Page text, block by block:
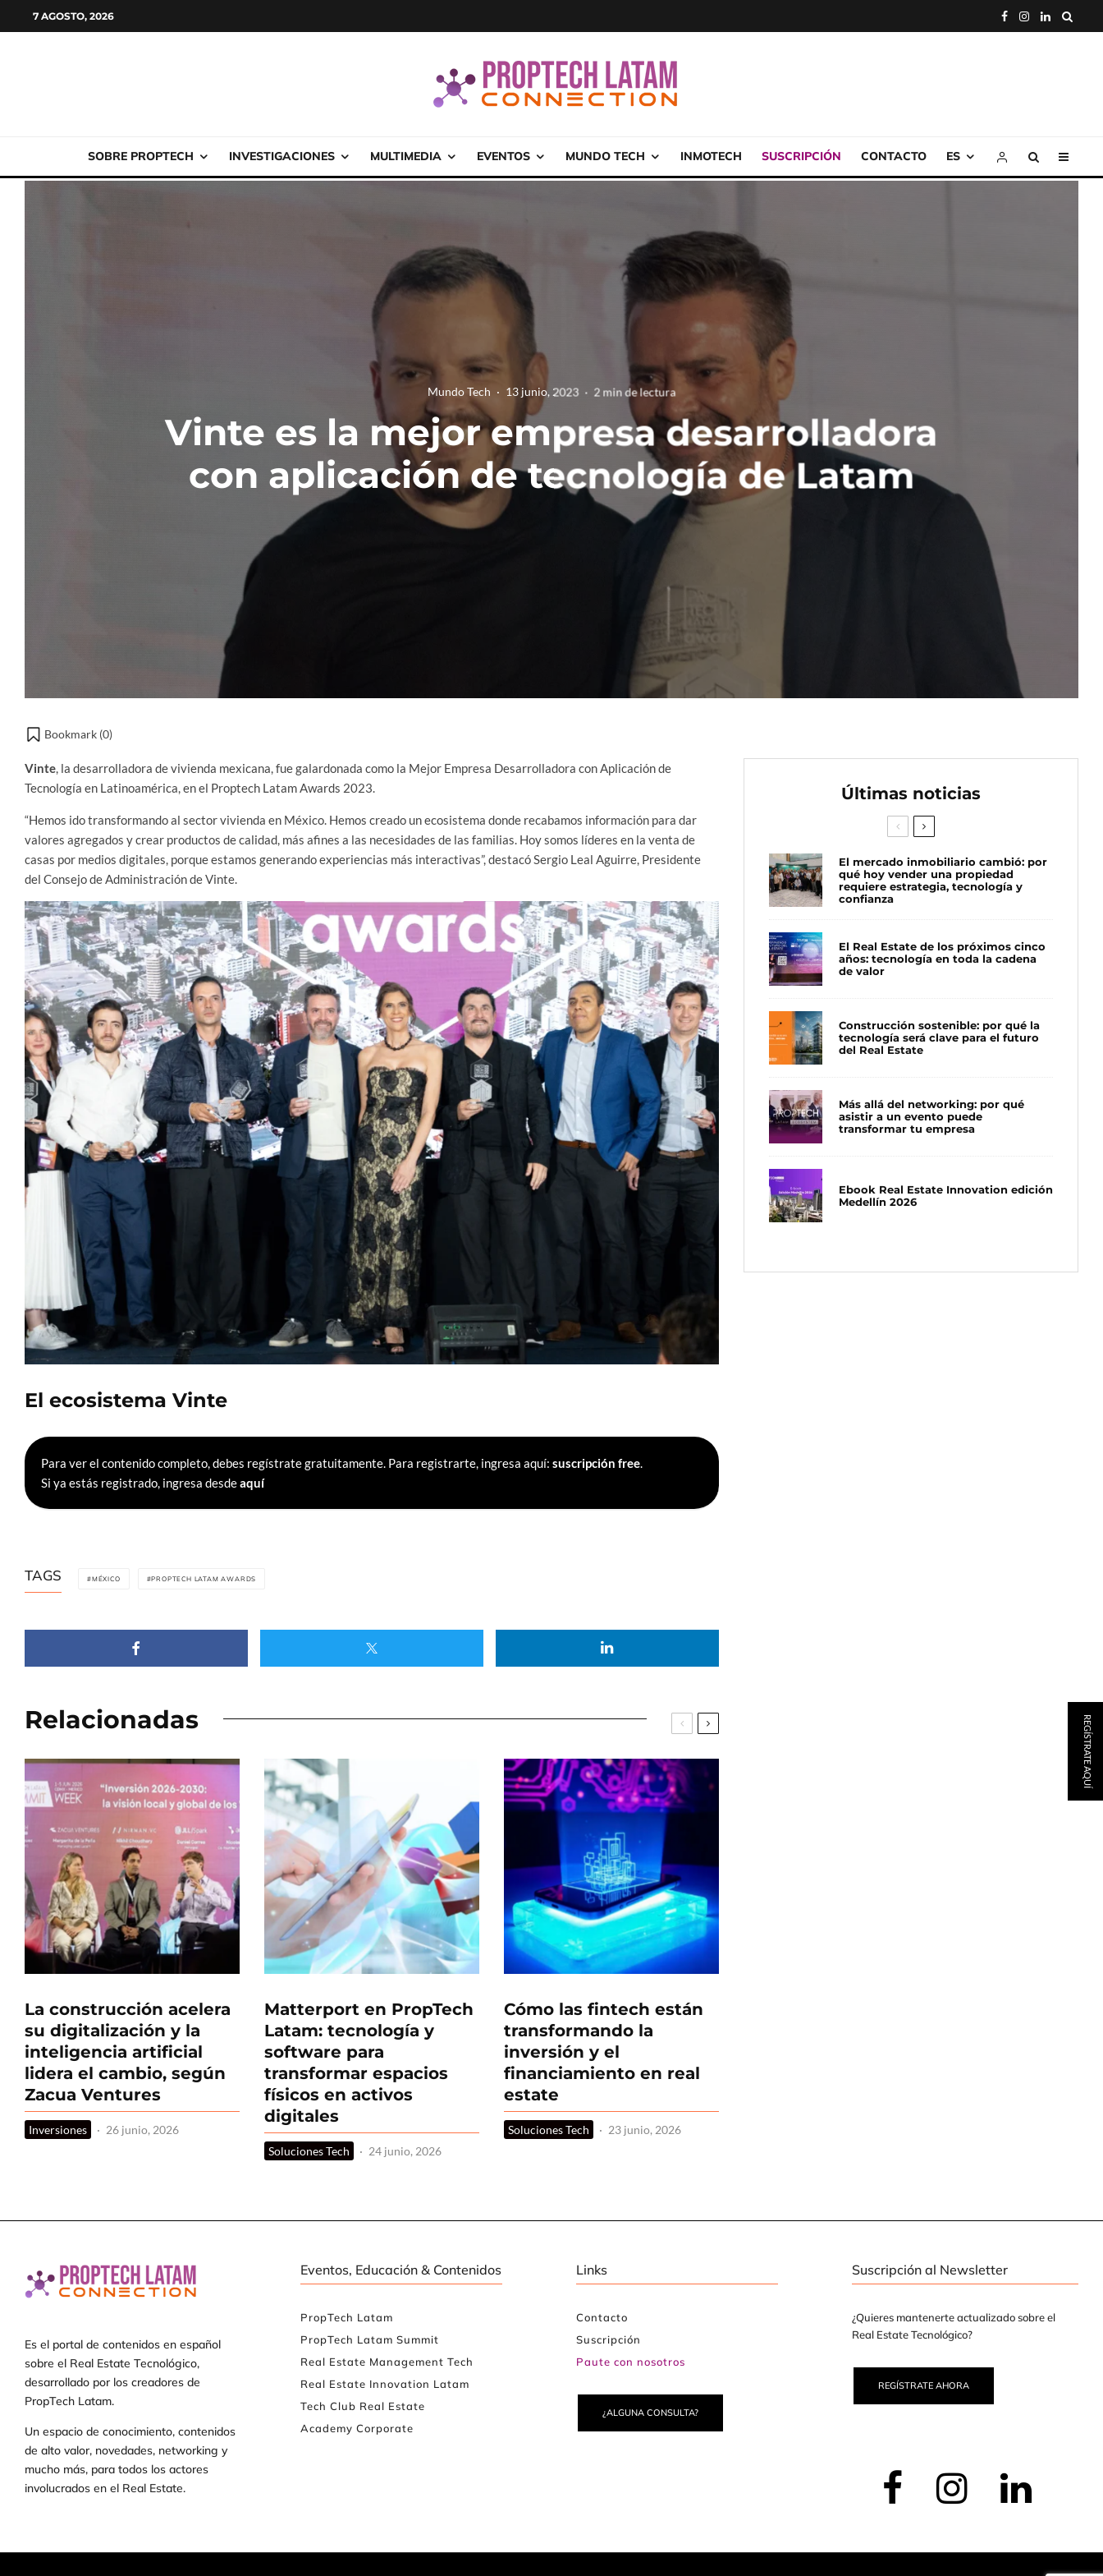
7 AGOSTO, 2026
SOBRE PROPTECH INVESTIGACIONES MULTIMEDIA EVENTOS MUNDO TECH INMOTECH SUSCRIPCIÓN CONTACTO ES
Mundo Tech · 13 junio, 2023 · 2 min de lectura
Vinte es la mejor empresa desarrolladora
con aplicación de tecnología de Latam
Bookmark (0)
Vinte, la desarrolladora de vivienda mexicana, fue galardonada como la Mejor Empresa Desarrolladora con Aplicación de
Tecnología en Latinoamérica, en el Proptech Latam Awards 2023.
“Hemos ido transformando al sector vivienda en México. Hemos creado un ecosistema donde recabamos información para dar
valores agregados y crear productos de calidad, más afines a las necesidades de las familias. Hoy somos líderes en la venta de
casas por medios digitales, porque estamos generando experiencias más interactivas”, destacó Sergio Leal Aguirre, Presidente
del Consejo de Administración de Vinte.
El ecosistema Vinte
Para ver el contenido completo, debes regístrate gratuitamente. Para registrarte, ingresa aquí: suscripción free.
Si ya estás registrado, ingresa desdeaquí
TAGS MÉXICO PROPTECH LATAM AWARDS
Relacionadas
La construcción acelera
su digitalización y la
inteligencia artificial
lidera el cambio, según
Zacua Ventures
Inversiones · 26 junio, 2026
Matterport en PropTech
Latam: tecnología y
software para
transformar espacios
físicos en activos
digitales
Soluciones Tech · 24 junio, 2026
Cómo las fintech están
transformando la
inversión y el
financiamiento en real
estate
Soluciones Tech · 23 junio, 2026
Últimas noticias
El mercado inmobiliario cambió: por
qué hoy vender una propiedad
requiere estrategia, tecnología y
confianza
El Real Estate de los próximos cinco
años: tecnología en toda la cadena
de valor
Construcción sostenible: por qué la
tecnología será clave para el futuro
del Real Estate
Más allá del networking: por qué
asistir a un evento puede
transformar tu empresa
Ebook Real Estate Innovation edición
Medellín 2026
Es el portal de contenidos en español
sobre el Real Estate Tecnológico,
desarrollado por los creadores de
PropTech Latam.
Un espacio de conocimiento, contenidos
de alto valor, novedades, networking y
mucho más, para todos los actores
involucrados en el Real Estate.
Eventos, Educación & Contenidos
PropTech Latam
PropTech Latam Summit
Real Estate Management Tech
Real Estate Innovation Latam
Tech Club Real Estate
Academy Corporate
Links
Contacto
Suscripción
Paute con nosotros
¿ALGUNA CONSULTA?
Suscripción al Newsletter
¿Quieres mantenerte actualizado sobre el
Real Estate Tecnológico?
REGÍSTRATE AHORA
REGÍSTRATE AQUÍ